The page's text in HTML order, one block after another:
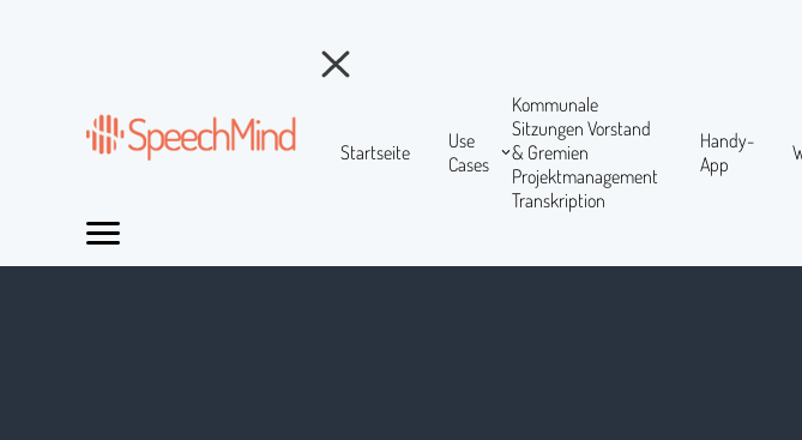
Startseite
Use
Cases
Kommunale
SitzungenVorstand
& Gremien
Projektmanagement
Transkription
Handy-
App